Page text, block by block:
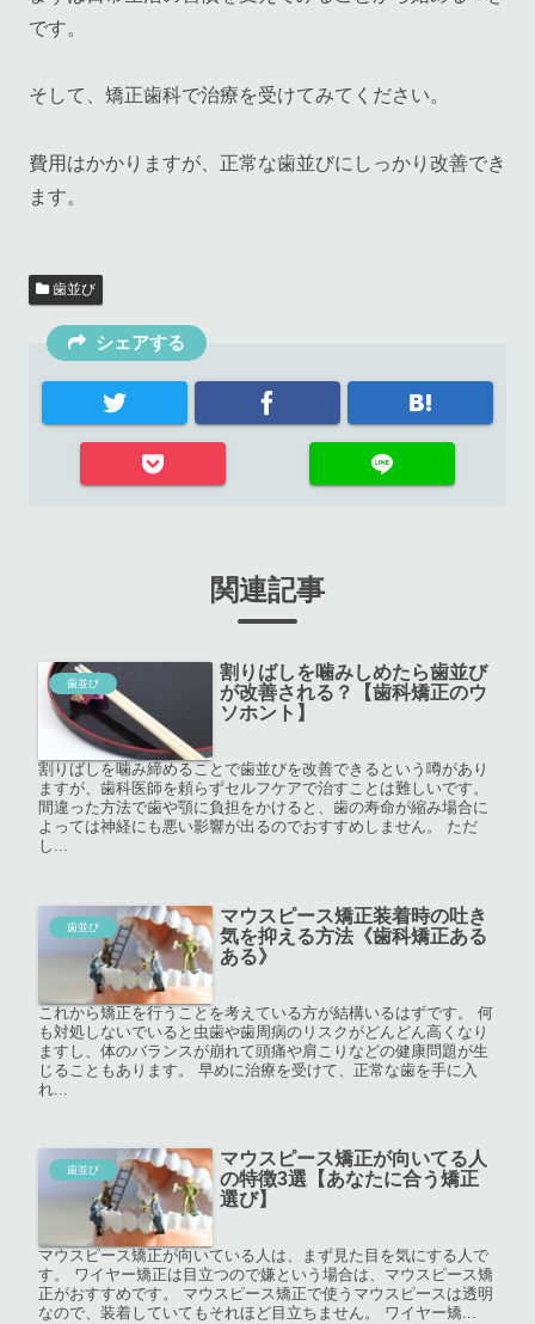
です。
そして、矯正歯科で治療を受けてみてください。
費用はかかりますが、正常な歯並びにしっかり改善でき
ます。
歯並び
シェアする
関連記事
歯並び
割りばしを噛みしめたら歯並び
が改善される？【歯科矯正のウ
ソホント】
割りばしを噛み締めることで歯並びを改善できるという噂があり
ますが、歯科医師を頼らずセルフケアで治すことは難しいです。
間違った方法で歯や顎に負担をかけると、歯の寿命が縮み場合に
よっては神経にも悪い影響が出るのでおすすめしません。 ただ
し...
歯並び
マウスピース矯正装着時の吐き
気を抑える方法《歯科矯正ある
ある》
これから矯正を行うことを考えている方が結構いるはずです。 何
も対処しないでいると虫歯や歯周病のリスクがどんどん高くなり
ますし、体のバランスが崩れて頭痛や肩こりなどの健康問題が生
じることもあります。 早めに治療を受けて、正常な歯を手に入
れ...
歯並び
マウスピース矯正が向いてる人
の特徴3選【あなたに合う矯正
選び】
マウスピース矯正が向いている人は、まず見た目を気にする人で
す。 ワイヤー矯正は目立つので嫌という場合は、マウスピース矯
正がおすすめです。 マウスピース矯正で使うマウスピースは透明
なので、装着していてもそれほど目立ちません。 ワイヤー矯...